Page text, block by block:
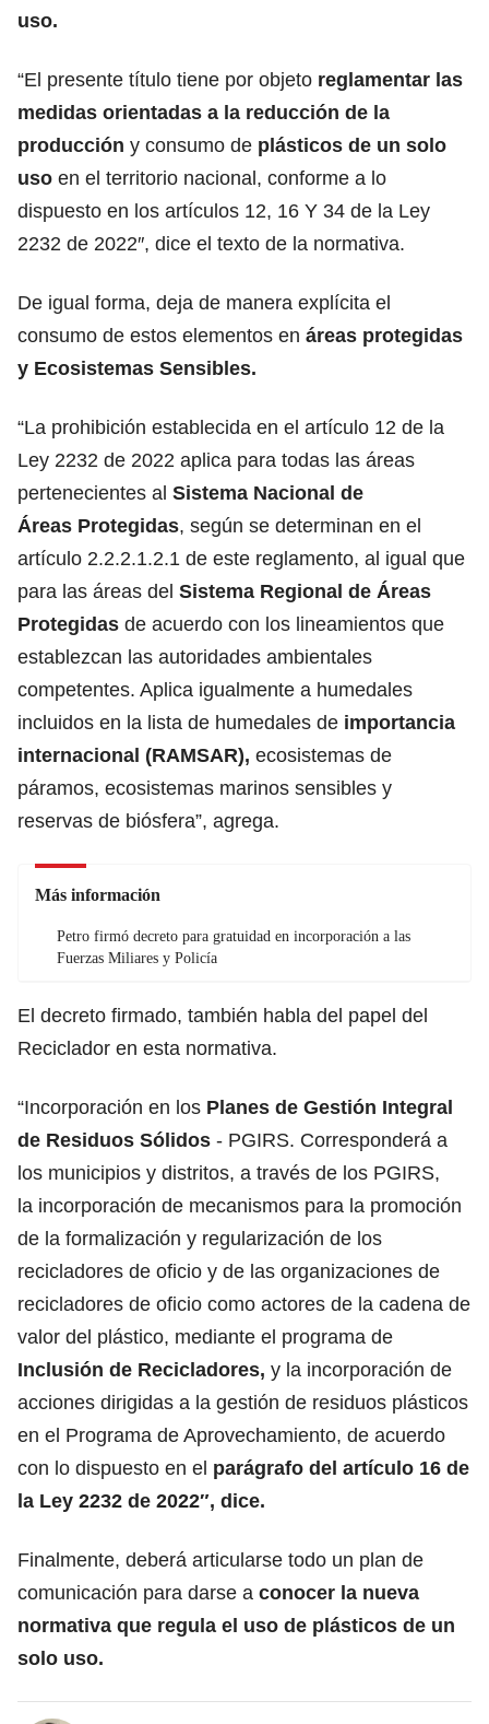
uso.
“El presente título tiene por objeto reglamentar las
medidas orientadas a la reducción de la
producción y consumo de plásticos de un solo
uso en el territorio nacional, conforme a lo
dispuesto en los artículos 12, 16 Y 34 de la Ley
2232 de 2022″, dice el texto de la normativa.
De igual forma, deja de manera explícita el
consumo de estos elementos en áreas protegidas
y Ecosistemas Sensibles.
“La prohibición establecida en el artículo 12 de la
Ley 2232 de 2022 aplica para todas las áreas
pertenecientes al Sistema Nacional de
Áreas Protegidas, según se determinan en el
artículo 2.2.2.1.2.1 de este reglamento, al igual que
para las áreas del Sistema Regional de Áreas
Protegidas de acuerdo con los lineamientos que
establezcan las autoridades ambientales
competentes. Aplica igualmente a humedales
incluidos en la lista de humedales de importancia
internacional (RAMSAR), ecosistemas de
páramos, ecosistemas marinos sensibles y
reservas de biósfera”, agrega.
Más información
Petro firmó decreto para gratuidad en incorporación a las
Fuerzas Miliares y Policía
El decreto firmado, también habla del papel del
Reciclador en esta normativa.
“Incorporación en los Planes de Gestión Integral
de Residuos Sólidos - PGIRS. Corresponderá a
los municipios y distritos, a través de los PGIRS,
la incorporación de mecanismos para la promoción
de la formalización y regularización de los
recicladores de oficio y de las organizaciones de
recicladores de oficio como actores de la cadena de
valor del plástico, mediante el programa de
Inclusión de Recicladores, y la incorporación de
acciones dirigidas a la gestión de residuos plásticos
en el Programa de Aprovechamiento, de acuerdo
con lo dispuesto en el parágrafo del artículo 16 de
la Ley 2232 de 2022″, dice.
Finalmente, deberá articularse todo un plan de
comunicación para darse a conocer la nueva
normativa que regula el uso de plásticos de un
solo uso.